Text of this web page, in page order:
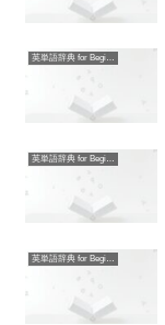
英単語辞典 for Beginners
英単語辞典 for Beginners
英単語辞典 for Beginners